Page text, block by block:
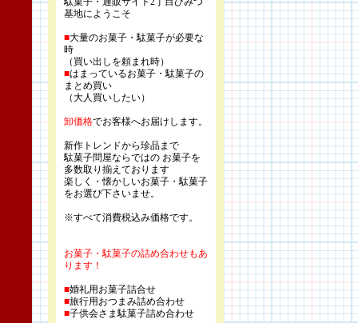
基地にようこそ
■大量のお菓子・駄菓子が必要な
時
（買い出しを頼まれ時）
■はまっているお菓子・駄菓子の
まとめ買い
（大人買いしたい）
卸価格でお客様へお届けします。
新作トレンドから珍品まで
駄菓子問屋ならではの お菓子を
多数取り揃えております
楽しく・懐かしいお菓子・駄菓子
をお選び下さいませ。
※すべて消費税込み価格です。
お菓子・駄菓子の詰め合わせもあ
ります！
■婚礼用お菓子詰合せ
■旅行用おつまみ詰め合わせ
■子供会さま駄菓子詰め合わせ